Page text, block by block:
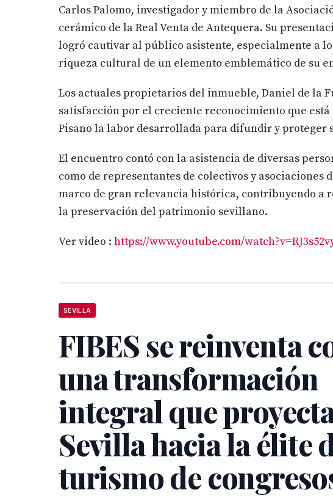
Carlos Palomo, investigador y miembro de la
cerámico de la Real Venta de Antequera. Su
logró cautivar al público asistente, especialmente a
riqueza cultural de un elemento emblemático de su
Los actuales propietarios del inmueble, Daniel de la
satisfacción por el creciente reconocimiento que
Pisano la labor desarrollada para difundir y proteger
El encuentro contó con la asistencia de diversas
como de representantes de colectivos y
marco de gran relevancia histórica, contribuyendo
la preservación del patrimonio sevillano.
Ver video : https://www.youtube.com/
SEVILLA
FIBES se reinventa
una transformación
integral que
Sevilla hacia la élite
turismo de